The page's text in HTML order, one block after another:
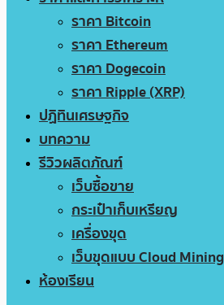
ราคา Bitcoin
ราคา Ethereum
ราคา Dogecoin
ราคา Ripple (XRP)
ปฏิทินเศรษฐกิจ
บทความ
รีวิวผลิตภัณฑ์
เว็บซื้อขาย
กระเป๋าเก็บเหรียญ
เครื่องขุด
เว็บขุดแบบ Cloud Mining
ห้องเรียน